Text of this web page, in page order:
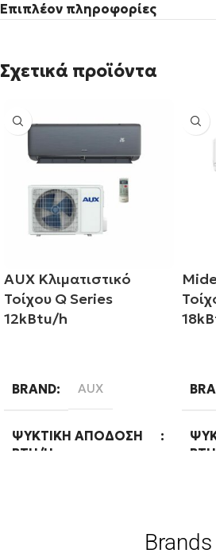
Επιπλέον πληροφορίες
Σχετικά προϊόντα
AUX Κλιματιστικό
Τοίχου Q Series
12kBtu/h
BRAND AUX
ΨΥΚΤΙΚΉ ΑΠΌΔΟΣΗ
BTU/H
Brands